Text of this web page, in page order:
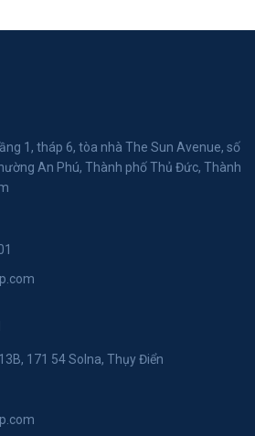
1, tháp 6, tòa nhà The Sun Avenue, số
An Phú, Thành phố Thủ Đức, Thành
171 54 Solna, Thụy Điển